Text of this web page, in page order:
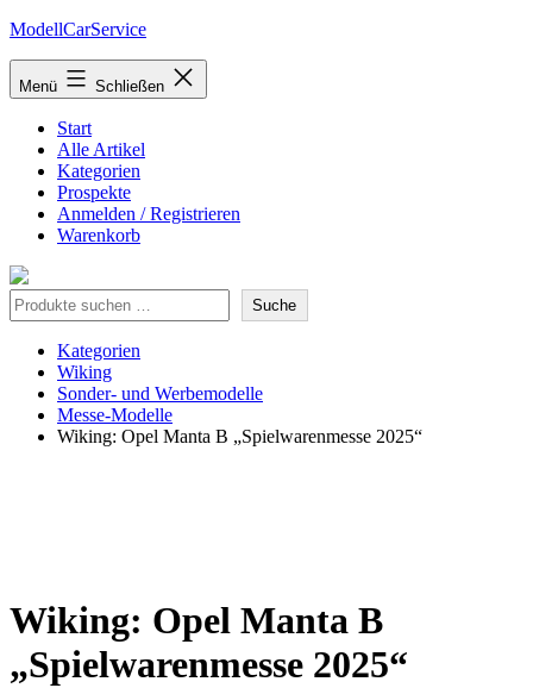
Zum
springen
ModellCarService
Menü Schließen
Start
Alle Artikel
Kategorien
Prospekte
Anmelden / Registrieren
Warenkorb
Suche Suche
Kategorien
Wiking
Sonder- und Werbemodelle
Messe-Modelle
Wiking: Opel Manta B „Spielwarenmesse 2025“
Wiking: Opel Manta B
„Spielwarenmesse 2025“